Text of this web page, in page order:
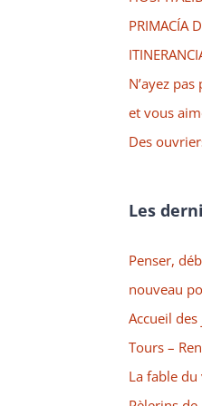
PRIMACÍA
N’ayez
et vous
Des
Les
Penser,
nouveau
Accueil des
Tours –
La fable